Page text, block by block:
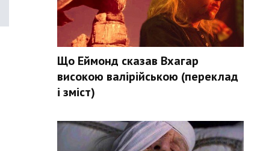
Що Еймонд сказав Вхагар
високою валірійською (переклад
і зміст)